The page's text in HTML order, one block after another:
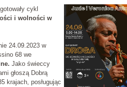
cykl
i wolności w
24.09.2023 w
68 we
Jako świeccy
głoszą Dobrą
krajach, posługując